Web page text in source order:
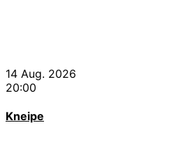
14 Aug. 2026
20:00
Kneipe